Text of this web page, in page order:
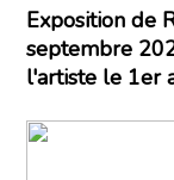
Exposition de
septembre
l'artiste le 1er